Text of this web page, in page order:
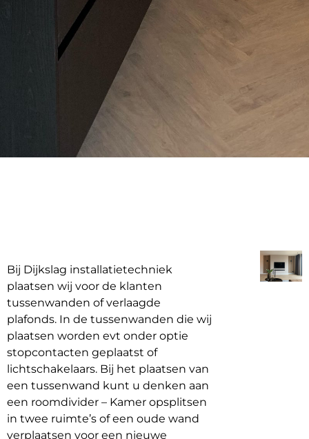
Bij Dijkslag installatietechniek
plaatsen wij voor de klanten
tussenwanden of verlaagde
plafonds. In de tussenwanden die wij
plaatsen worden evt onder optie
stopcontacten geplaatst of
lichtschakelaars. Bij het plaatsen van
een tussenwand kunt u denken aan
een roomdivider – Kamer opsplitsen
in twee ruimte’s of een oude wand
verplaatsen voor een nieuwe